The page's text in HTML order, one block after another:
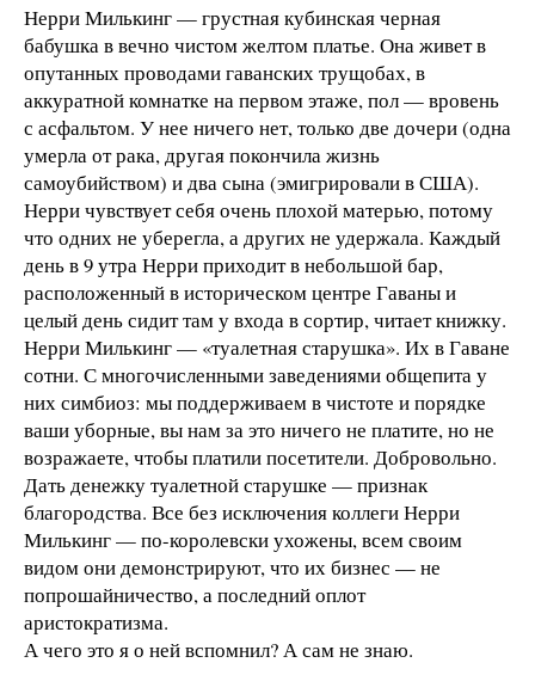
Нерри Милькинг — грустная кубинская черная
бабушка в вечно чистом желтом платье. Она живет в
опутанных проводами гаванских трущобах, в
аккуратной комнатке на первом этаже, пол — вровень
с асфальтом. У нее ничего нет, только две дочери (одна
умерла от рака, другая покончила жизнь
самоубийством) и два сына (эмигрировали в США).
Нерри чувствует себя очень плохой матерью, потому
что одних не уберегла, а других не удержала. Каждый
день в 9 утра Нерри приходит в небольшой бар,
расположенный в историческом центре Гаваны и
целый день сидит там у входа в сортир, читает книжку.
Нерри Милькинг — «туалетная старушка». Их в Гаване
сотни. С многочисленными заведениями общепита у
них симбиоз: мы поддерживаем в чистоте и порядке
ваши уборные, вы нам за это ничего не платите, но не
возражаете, чтобы платили посетители. Добровольно.
Дать денежку туалетной старушке — признак
благородства. Все без исключения коллеги Нерри
Милькинг — по-королевски ухожены, всем своим
видом они демонстрируют, что их бизнес — не
попрошайничество, а последний оплот
аристократизма.
А чего это я о ней вспомнил? А сам не знаю.